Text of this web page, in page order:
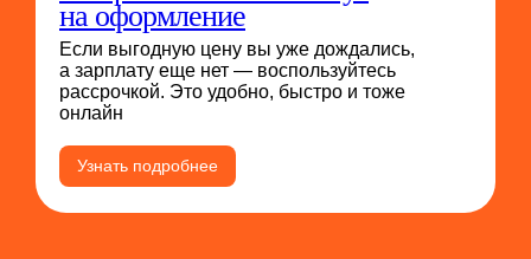
на оформление
Если выгодную цену вы уже дождались,
а зарплату еще нет — воспользуйтесь
рассрочкой. Это удобно, быстро и тоже
онлайн
Узнать подробнее